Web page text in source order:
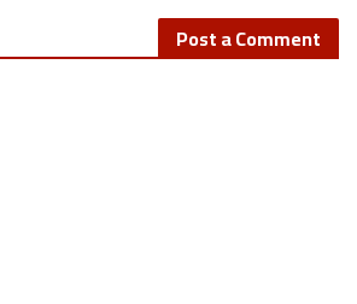
Post a Comment